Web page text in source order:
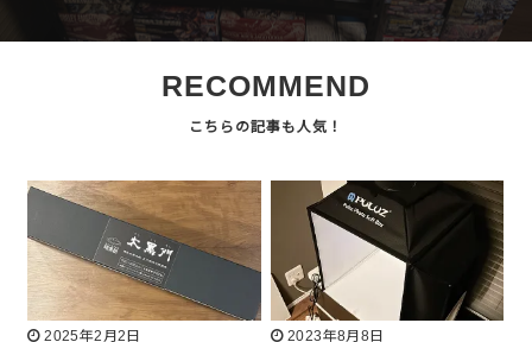
RECOMMEND
2025年2月2日
2023年8月8日